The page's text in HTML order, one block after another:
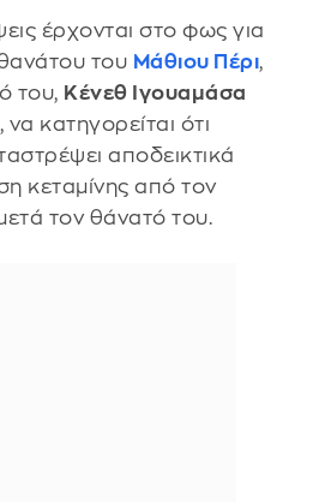
έρχονται στο φως για
του Μάθιου Πέρι,
του, Κένεθ Ιγουαμάσα
κατηγορείται ότι
αποδεικτικά
κεταμίνης από τον
τον θάνατό του.